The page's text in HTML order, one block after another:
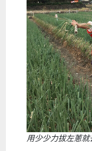
用少少力拔左蔥就